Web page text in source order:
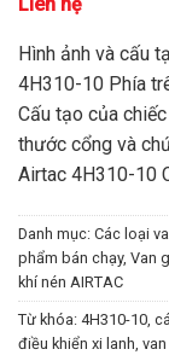
Hình ảnh và cấu
4H310-10 Phía
Cấu tạo của
thước cổng và
Airtac 4H310-10
Danh mục: Các loại
phẩm bán chạy, Van
khí nén AIRTAC
Từ khóa: 4H310-10,
điều khiển xi lanh,